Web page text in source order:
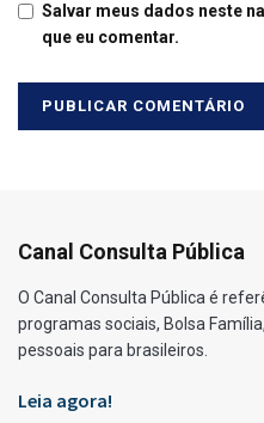
Salvar meus dados neste
que eu comentar.
Canal Consulta Pública
O Canal Consulta Pública é
programas sociais, Bolsa
pessoais para brasileiros.
Leia agora!